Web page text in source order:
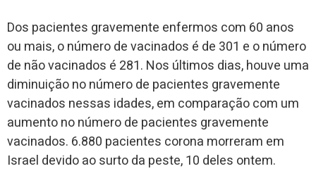
Dos pacientes gravemente enfermos com 60 anos
ou mais, o número de vacinados é de 301 e o número
de não vacinados é 281. Nos últimos dias, houve uma
diminuição no número de pacientes gravemente
vacinados nessas idades, em comparação com um
aumento no número de pacientes gravemente
vacinados. 6.880 pacientes corona morreram em
Israel devido ao surto da peste, 10 deles ontem.